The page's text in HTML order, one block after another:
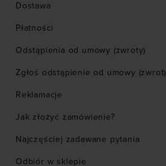
Dostawa
Płatności
Odstąpienia od umowy (zwroty)
Zgłoś odstąpienie od umowy (zwrot)
Reklamacje
Jak złożyć zamówienie?
Najczęściej zadawane pytania
Odbiór w sklepie